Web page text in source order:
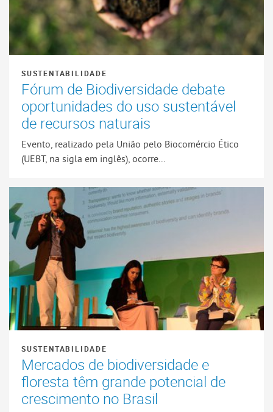
SUSTENTABILIDADE
Fórum de Biodiversidade debate
oportunidades do uso sustentável
de recursos naturais
Evento, realizado pela União pelo Biocomércio Ético
(UEBT, na sigla em inglês), ocorre...
SUSTENTABILIDADE
Mercados de biodiversidade e
floresta têm grande potencial de
crescimento no Brasil